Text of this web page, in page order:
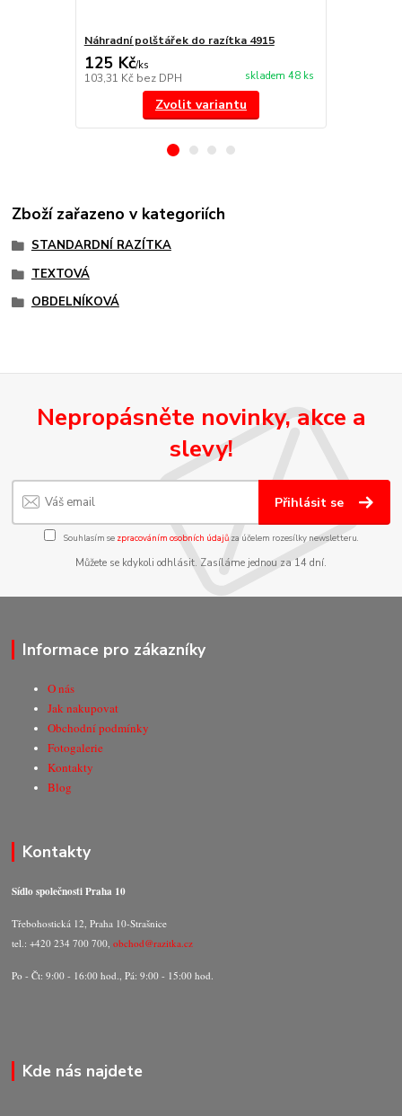
Náhradní polštářek do razítka 4915
125 Kč/ks
103,31 Kč bez DPH skladem 48 ks
Zvolit variantu
Zboží zařazeno v kategoriích
STANDARDNÍ RAZÍTKA
TEXTOVÁ
OBDELNÍKOVÁ
Nepropásněte novinky, akce a
slevy!
Přihlásit se
Souhlasím se zpracováním osobních údajůza účelem rozesílky newsletteru.
Můžete se kdykoli odhlásit. Zasíláme jednou za 14 dní.
Informace pro zákazníky
O nás
Jak nakupovat
Obchodní podmínky
Fotogalerie
Kontakty
Blog
Kontakty
Sídlo společnosti Praha 10
Třebohostická 12, Praha 10-Strašnice
tel.: +420 234 700 700,obchod@razitka.cz
Po - Čt: 9:00 - 16:00 hod., Pá: 9:00 - 15:00 hod.
Kde nás najdete